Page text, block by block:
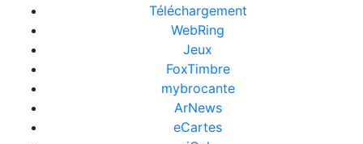
Téléchargement
WebRing
Jeux
FoxTimbre
mybrocante
ArNews
eCartes